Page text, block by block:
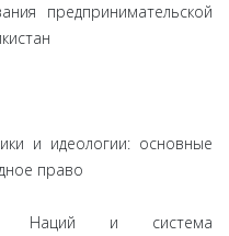
предпринимательской
и идеологии: основные
право
Наций и система